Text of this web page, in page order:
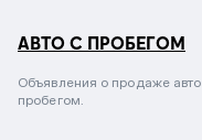
АВТО С ПРОБЕГОМ
Объявления о продаже
пробегом.